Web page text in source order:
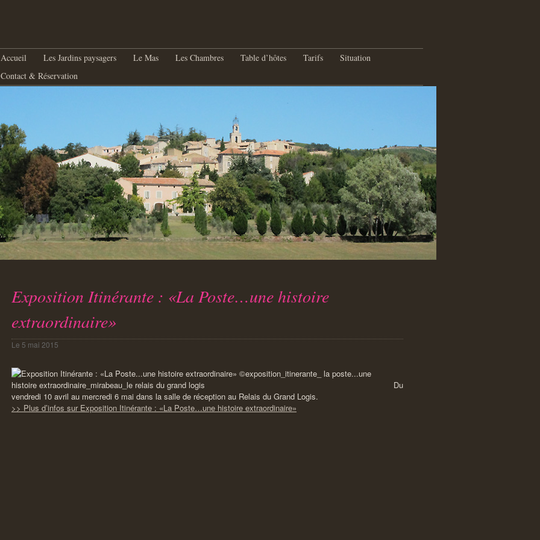
principal
Aller au contenu principal
Aller au contenu secondaire
Accueil Les Jardins paysagers Le Mas Les Chambres Table d’hôtes Tarifs
Situation
Contact & Réservation
Exposition Itinérante : «La Poste…une histoire
extraordinaire»
Le 5 mai 2015
Du
vendredi 10 avril au mercredi 6 mai dans la salle de réception au Relais du Grand Logis.
>> Plus d’infos sur Exposition Itinérante : «La Poste…une histoire extraordinaire»